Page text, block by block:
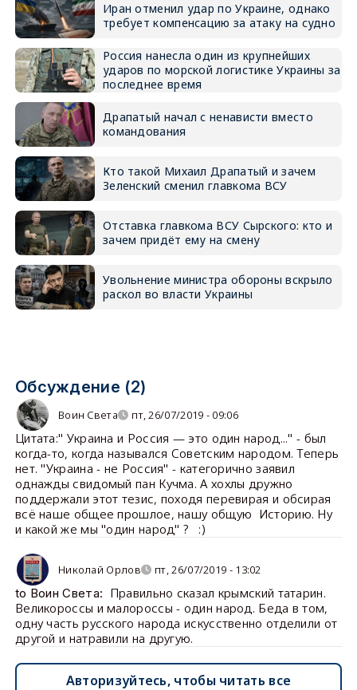
Иран отменил удар по Украине, однако
требует компенсацию за атаку на судно
Россия нанесла один из крупнейших
ударов по морской логистике Украины за
последнее время
Драпатый начал с ненависти вместо
командования
Кто такой Михаил Драпатый и зачем
Зеленский сменил главкома ВСУ
Отставка главкома ВСУ Сырского: кто и
зачем придёт ему на смену
Увольнение министра обороны вскрыло
раскол во власти Украины
Обсуждение (2)
Воин Света пт, 26/07/2019 - 09:06
Цитата:" Украина и Россия — это один народ..." - был
когда-то, когда назывался Советским народом. Теперь
нет. "Украина - не Россия" - категорично заявил
однажды свидомый пан Кучма. А хохлы дружно
поддержали этот тезис, походя перевирая и обсирая
всё наше общее прошлое, нашу общую Историю. Ну
и какой же мы "один народ" ? :)
Николай Орлов пт, 26/07/2019 - 13:02
to Воин Света: Правильно сказал крымский татарин.
Великороссы и малороссы - один народ. Беда в том,
одну часть русского народа искусственно отделили от
другой и натравили на другую.
Авторизуйтесь, чтобы читать все